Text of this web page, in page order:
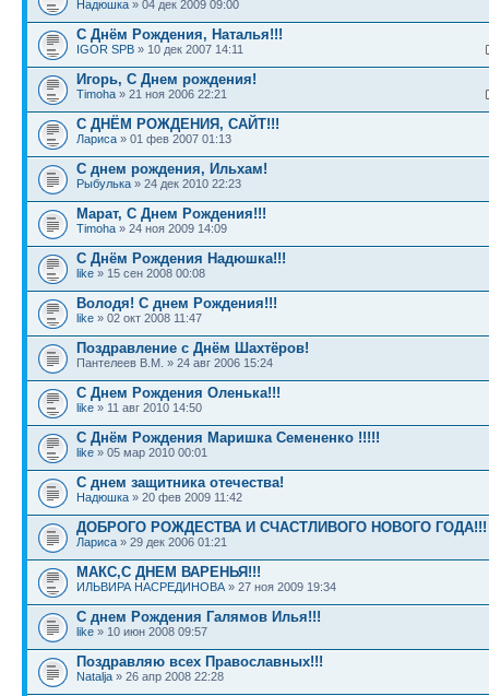
Надюшка » 04 дек 2009 09:00
С Днём Рождения, Наталья!!!
IGOR SPB » 10 дек 2007 14:11
Игорь, С Днем рождения!
Timoha » 21 ноя 2006 22:21
С ДНЁМ РОЖДЕНИЯ, САЙТ!!!
Лариса » 01 фев 2007 01:13
С днем рождения, Ильхам!
Рыбулька » 24 дек 2010 22:23
Марат, С Днем Рождения!!!
Timoha » 24 ноя 2009 14:09
С Днём Рождения Надюшка!!!
like » 15 сен 2008 00:08
Володя! С днем Рождения!!!
like » 02 окт 2008 11:47
Поздравление с Днём Шахтёров!
Пантелеев В.М. » 24 авг 2006 15:24
С Днем Рождения Оленька!!!
like » 11 авг 2010 14:50
С Днём Рождения Маришка Семененко !!!!!
like » 05 мар 2010 00:01
С днем защитника отечества!
Надюшка » 20 фев 2009 11:42
ДОБРОГО РОЖДЕСТВА И СЧАСТЛИВОГО НОВОГО ГОДА!!!
Лариса » 29 дек 2006 01:21
МАКС,С ДНЕМ ВАРЕНЬЯ!!!
ИЛЬВИРА НАСРЕДИНОВА » 27 ноя 2009 19:34
С днем Рождения Галямов Илья!!!
like » 10 июн 2008 09:57
Поздравляю всех Православных!!!
Natalja » 26 апр 2008 22:28